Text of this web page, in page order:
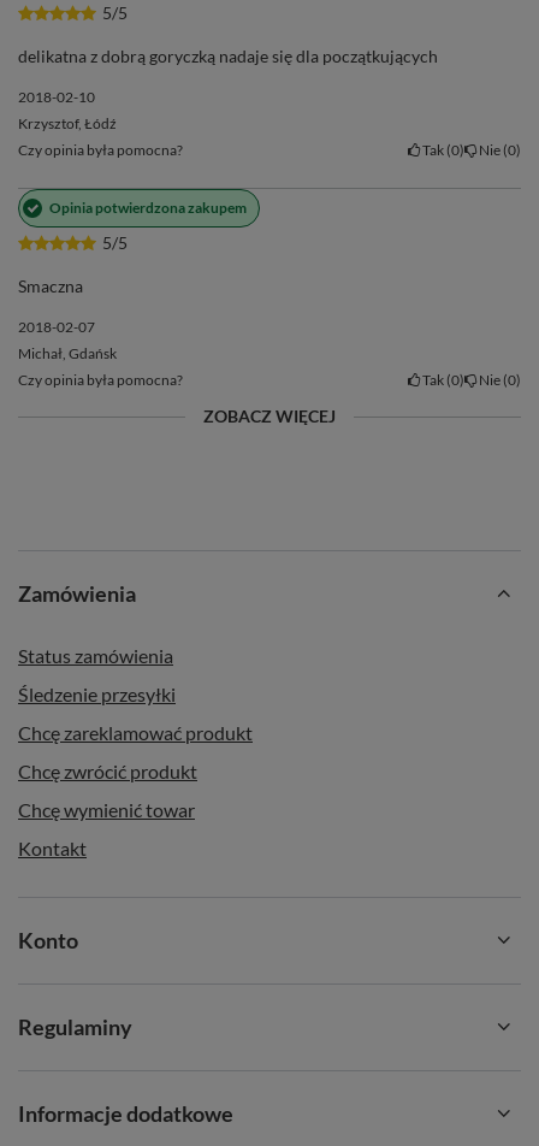
5/5
delikatna z dobrą goryczką nadaje się dla początkujących
2018-02-10
Krzysztof, Łódź
Czy opinia była pomocna?
Tak 0 Nie 0
5/5
Opinia potwierdzona zakupem
Smaczna
2018-02-07
Michał, Gdańsk
Czy opinia była pomocna?
Tak 0 Nie 0
ZOBACZ WIĘCEJ
Zamówienia
Status zamówienia
Śledzenie przesyłki
Chcę zareklamować produkt
Chcę zwrócić produkt
Chcę wymienić towar
Kontakt
Konto
Regulaminy
Informacje dodatkowe